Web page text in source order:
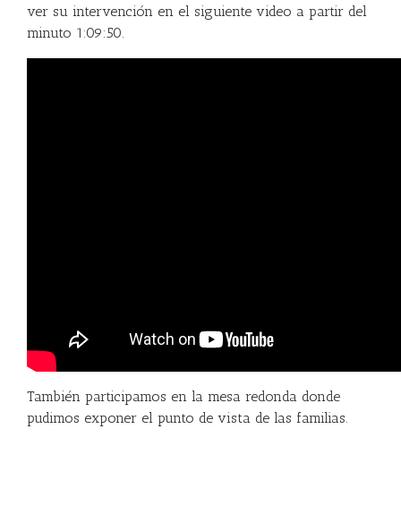
ver su intervención en el siguiente video a partir del
minuto 1:09:50.
También participamos en la mesa redonda donde
pudimos exponer el punto de vista de las familias.